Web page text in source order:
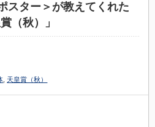
スター＞が教えてくれた
（秋）」
天皇賞（秋）